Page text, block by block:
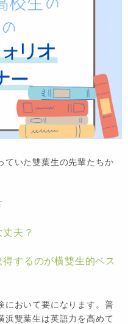
ていた雙葉生の先輩たちか
夫？
するのが横雙生的ベス
において要になります。普
浜雙葉生は英語力を高めて